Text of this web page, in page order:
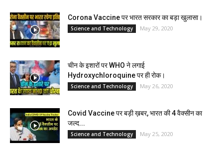
Corona Vaccine पर भारत सरकार का बड़ा खुलासा।
Science and Technology May 29, 2020
चीन के इशारों पर WHO ने लगाई
Hydroxychloroquine पर ही रोक।
Science and Technology May 26, 2020
Covid Vaccine पर बड़ी ख़बर, भारत की 4 वैक्सीन का
जल्द...
Science and Technology May 25, 2020